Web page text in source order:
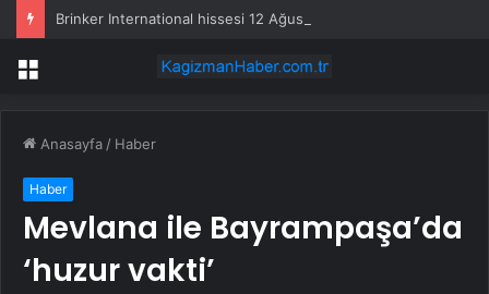
Menü
Anasayfa / Haber
Haber
Mevlana ile Bayrampaşa’da
‘huzur vakti’